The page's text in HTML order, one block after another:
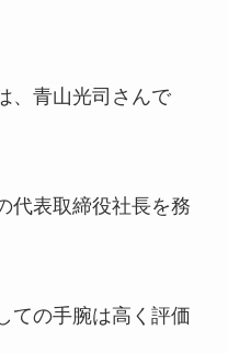
、青山光司さんで
代表取締役社長を務
ての手腕は高く評価